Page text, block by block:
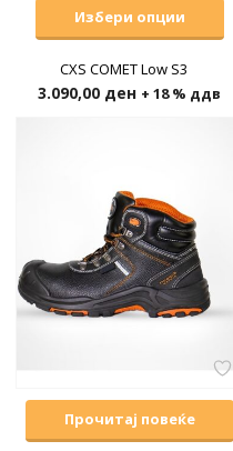
Избери опции
CXS COMET Low S3
3.090,00 ден + 18 % ддв
Прочитај повеќе